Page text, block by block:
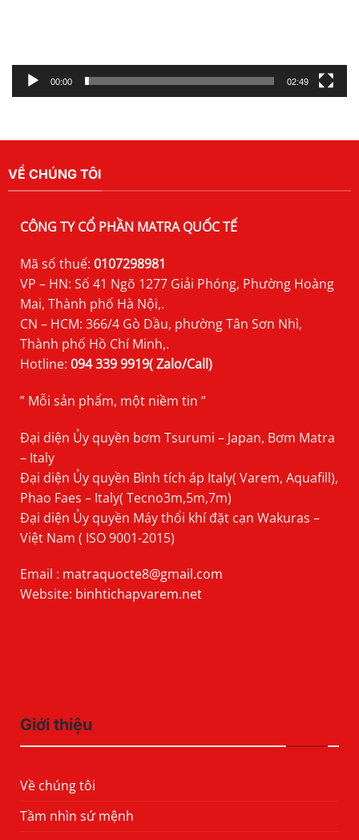
00:00 02:49
VỀ CHÚNG TÔI
CÔNG TY CỔ PHẦN MATRA QUỐC TẾ
Mã số thuế: 0107298981
VP – HN: Số 41 Ngõ 1277 Giải Phóng, Phường Hoàng
Mai, Thành phố Hà Nội,.
CN – HCM: 366/4 Gò Dầu, phường Tân Sơn Nhì,
Thành phố Hồ Chí Minh,.
Hotline: 094 339 9919( Zalo/Call)
” Mỗi sản phẩm, một niềm tin ”
Đại diện Ủy quyền bơm Tsurumi – Japan, Bơm Matra
– Italy
Đại diện Ủy quyền Bình tích áp Italy( Varem, Aquafill),
Phao Faes – Italy( Tecno3m,5m,7m)
Đại diện Ủy quyền Máy thổi khí đặt cạn Wakuras –
Việt Nam ( ISO 9001-2015)
Email : matraquocte8@gmail.com
Website: binhtichapvarem.net
Giới thiệu
Về chúng tôi
Tầm nhìn sứ mệnh